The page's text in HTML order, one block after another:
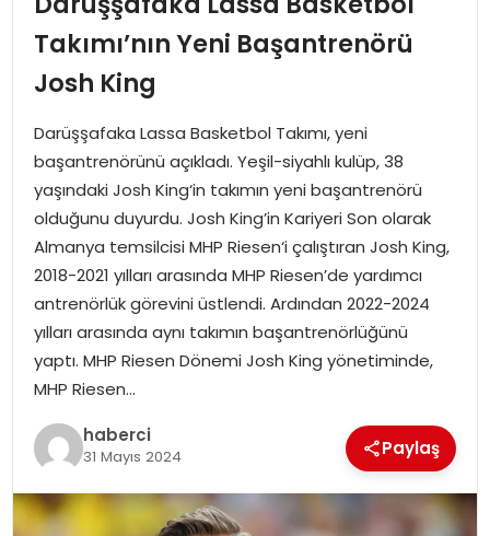
TEKNOLOJI
GÜNCEL
Takımı’nın Yeni Başantrenörü
Josh King
Darüşşafaka Lassa Basketbol Takımı, yeni
başantrenörünü açıkladı. Yeşil-siyahlı kulüp, 38
yaşındaki Josh King‘in takımın yeni başantrenörü
olduğunu duyurdu. Josh King’in Kariyeri Son olarak
Almanya temsilcisi MHP Riesen‘i çalıştıran Josh King,
2018-2021 yılları arasında MHP Riesen’de yardımcı
antrenörlük görevini üstlendi. Ardından 2022-2024
yılları arasında aynı takımın başantrenörlüğünü
yaptı. MHP Riesen Dönemi Josh King yönetiminde,
MHP Riesen…
haberci
31 Mayıs 2024 Paylaş